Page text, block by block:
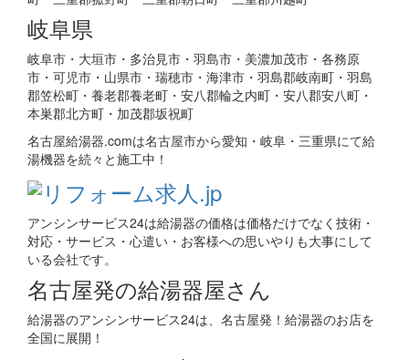
岐阜県
岐阜市・大垣市・多治見市・羽島市・美濃加茂市・各務原
市・可児市・山県市・瑞穂市・海津市・羽島郡岐南町・羽島
郡笠松町・養老郡養老町・安八郡輪之内町・安八郡安八町・
本巣郡北方町・加茂郡坂祝町
名古屋給湯器.comは名古屋市から愛知・岐阜・三重県にて給
湯機器を続々と施工中！
アンシンサービス24は給湯器の価格は価格だけでなく技術・
対応・サービス・心遣い・お客様への思いやりも大事にして
いる会社です。
名古屋発の給湯器屋さん
給湯器のアンシンサービス24は、名古屋発！給湯器のお店を
全国に展開！